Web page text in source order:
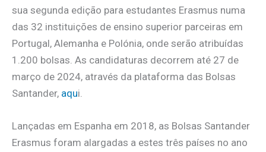
sua segunda edição para estudantes Erasmus numa
das 32 instituições de ensino superior parceiras em
Portugal, Alemanha e Polónia, onde serão atribuídas
1.200 bolsas. As candidaturas decorrem até 27 de
março de 2024, através da plataforma das Bolsas
Santander, aqui.
Lançadas em Espanha em 2018, as Bolsas Santander
Erasmus foram alargadas a estes três países no ano